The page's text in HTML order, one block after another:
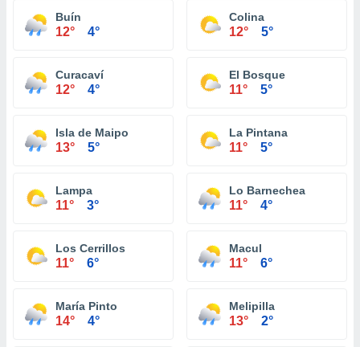
Buín
12° 4°
Colina
12° 5°
Curacaví
12° 4°
El Bosque
11° 5°
Isla de Maipo
13° 5°
La Pintana
11° 5°
Lampa
11° 3°
Lo Barnechea
11° 4°
Los Cerrillos
11° 6°
Macul
11° 6°
María Pinto
14° 4°
Melipilla
13° 2°